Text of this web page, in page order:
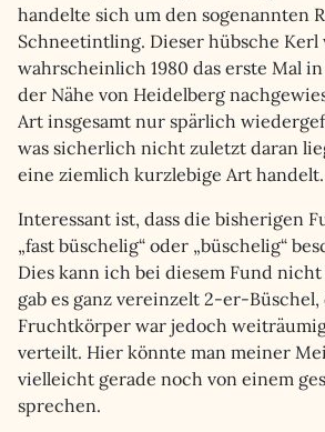
handelte sich um den sogenannten
Schneetintling. Dieser hübsche Kerl
wahrscheinlich 1980 das erste Mal
der Nähe von Heidelberg
Art insgesamt nur spärlich
was sicherlich nicht zuletzt daran
eine ziemlich kurzlebige Art handelt.
Interessant ist, dass die bisherigen
„fast büschelig“ oder „büschelig“
Dies kann ich bei diesem Fund
gab es ganz vereinzelt 2-er-
Fruchtkörper war jedoch
verteilt. Hier könnte man meiner
vielleicht gerade noch von einem
sprechen.